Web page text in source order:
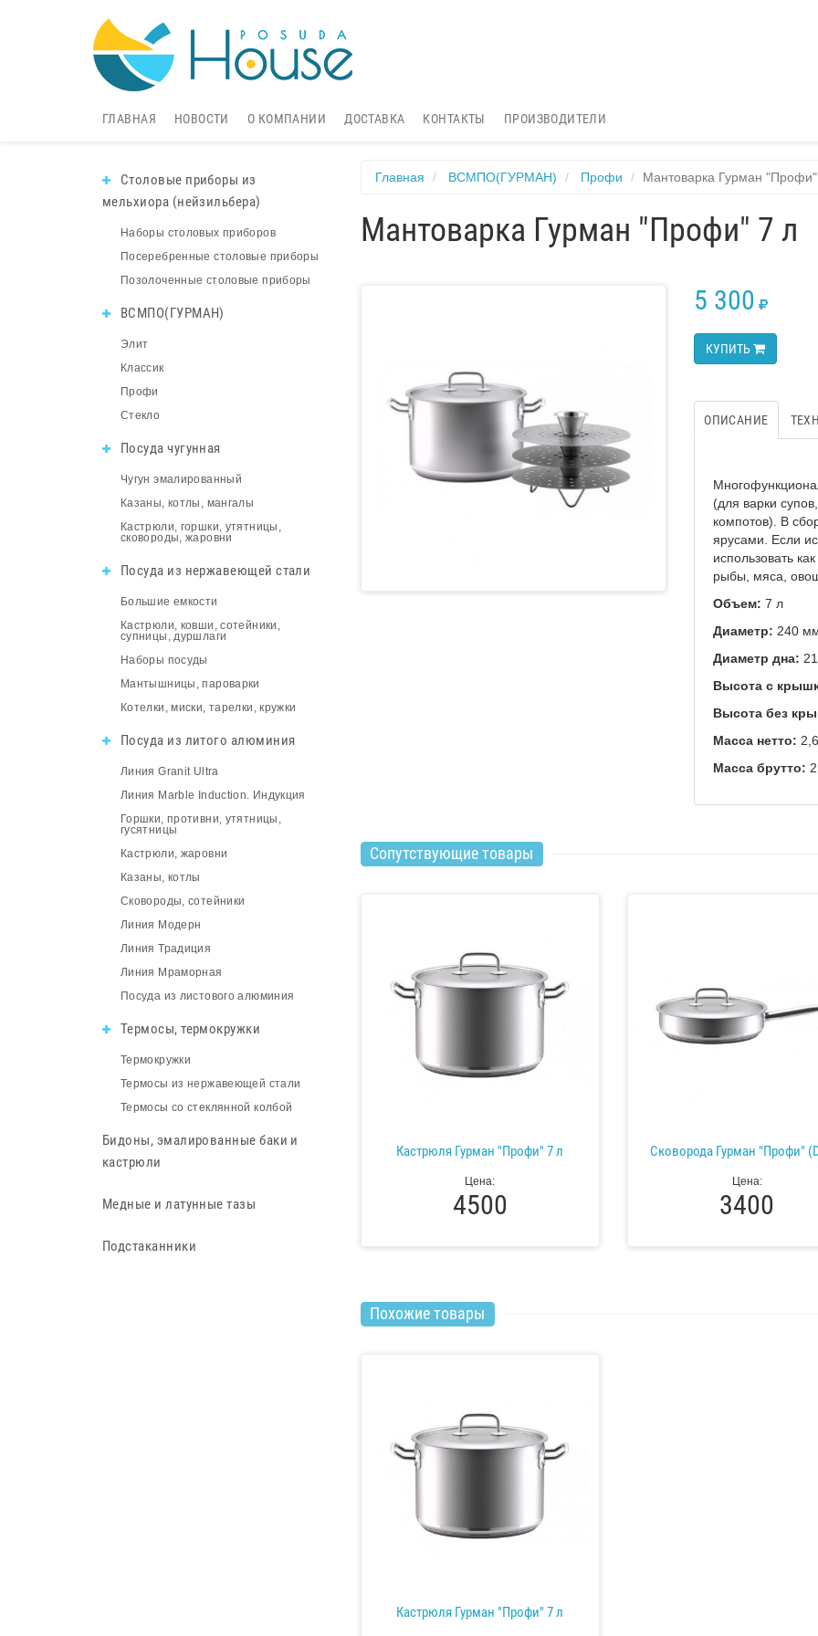
ГЛАВНАЯ НОВОСТИ О КОМПАНИИ ДОСТАВКА КОНТАКТЫ ПРОИЗВОДИТЕЛИ
Столовые приборы из
мельхиора (нейзильбера)
Наборы столовых приборов
Посеребренные столовые приборы
Позолоченные столовые приборы
ВСМПО(ГУРМАН)
Элит
Классик
Профи
Стекло
Посуда чугунная
Чугун эмалированный
Казаны, котлы, мангалы
Кастрюли, горшки, утятницы,
сковороды, жаровни
Посуда из нержавеющей стали
Большие емкости
Кастрюли, ковши, сотейники,
супницы, дуршлаги
Наборы посуды
Мантышницы, пароварки
Котелки, миски, тарелки, кружки
Посуда из литого алюминия
Линия Granit Ultra
Линия Marble Induction. Индукция
Горшки, противни, утятницы,
гусятницы
Кастрюли, жаровни
Казаны, котлы
Сковороды, сотейники
Линия Модерн
Линия Традиция
Линия Мраморная
Посуда из листового алюминия
Термосы, термокружки
Термокружки
Термосы из нержавеющей стали
Термосы со стеклянной колбой
Бидоны, эмалированные баки и
кастрюли
Медные и латунные тазы
Подстаканники
Главная ВСМПО(ГУРМАН) Профи Мантоварка Гурман
Мантоварка Гурман "Профи" 7 л
5 300
КУПИТЬ
ОПИСАНИЕ
(для варки
компотов). В
ярусами. Если
использовать
рыбы, мяса,
Объем: 7 л
Диаметр: 240
Диаметр дна:
Высота с
Высота без
Масса нетто:
Масса брутто:
Сопутствующие товары
Кастрюля Гурман "Профи" 7 л
Цена:
4500
Сковорода Гурман "Профи"
Цена:
3400
Похожие товары
Кастрюля Гурман "Профи" 7 л